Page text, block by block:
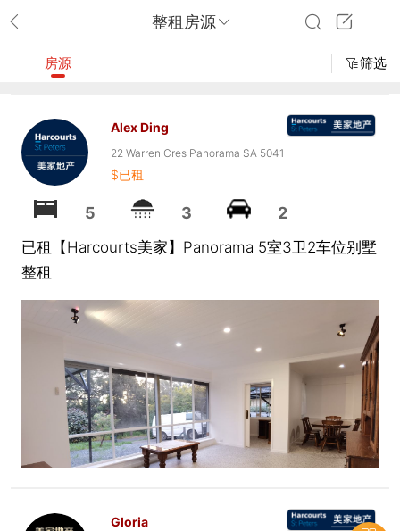
整租房源
房源 筛选
Alex Ding
22 Warren Cres Panorama SA 5041
$已租
5 3 2
已租【Harcourts美家】Panorama 5室3卫2车位别墅
整租
Gloria